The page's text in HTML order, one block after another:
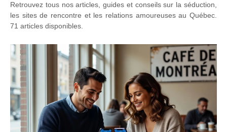
Retrouvez tous nos articles, guides et conseils sur la séduction,
les sites de rencontre et les relations amoureuses au Québec.
71 articles disponibles.